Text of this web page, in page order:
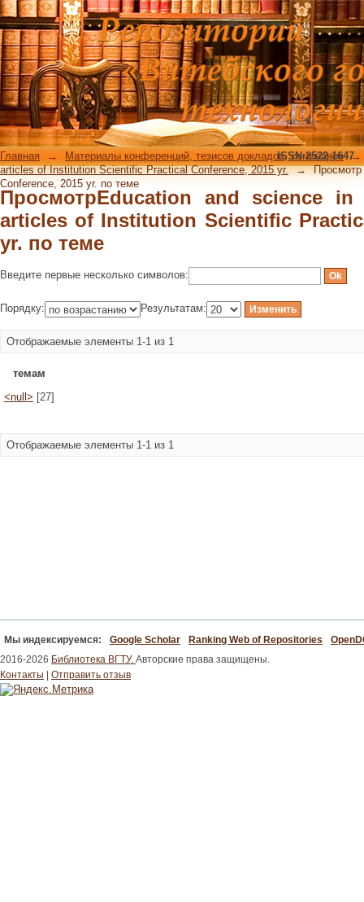
ПросмотрEducation and science
Scientific Practical Conference, 2015
Главная → Материалы конференций, тезисов докладов, семинаров →
articles of Institution Scientific Practical Conference, 2015 yr. →
Conference, 2015 yr. по теме
ISSN 2522-1647
ПросмотрEducation and science
articles of Institution Scientific
yr. по теме
Введите первые несколько символов:
Порядку: Результатам:
Отображаемые элементы 1-1 из 1
темам
<null> [27]
Отображаемые элементы 1-1 из 1
Мы индексируемся: Google Scholar Ranking Web of Repositories
2016-2026 Библиотека ВГТУ. Авторские права защищены.
Контакты
Отправить отзыв